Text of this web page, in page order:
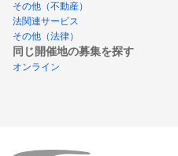
その他（不動産）
法関連サービス
その他（法律）
同じ開催地の募集を探す
オンライン